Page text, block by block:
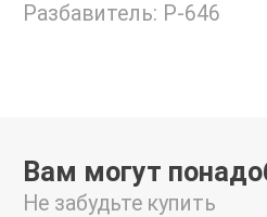
Разбавитель: Р-646
Вам могут
Не забудьте купить